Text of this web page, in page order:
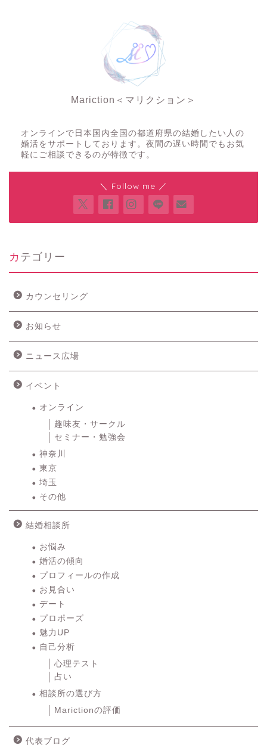
Mariction＜マリクション＞
オンラインで日本国内全国の都道府県の結婚したい人の
婚活をサポートしております。夜間の遅い時間でもお気
軽にご相談できるのが特徴です。
＼ Follow me ／
カテゴリー
カウンセリング
お知らせ
ニュース広場
イベント
オンライン
趣味友・サークル
セミナー・勉強会
神奈川
東京
埼玉
その他
結婚相談所
お悩み
婚活の傾向
プロフィールの作成
お見合い
デート
プロポーズ
魅力UP
自己分析
心理テスト
占い
相談所の選び方
Marictionの評価
代表ブログ